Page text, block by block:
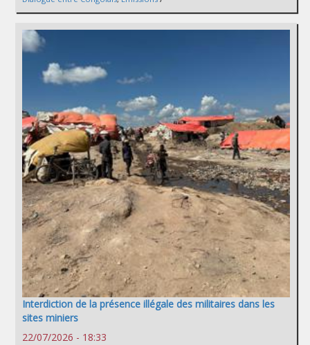
Interdiction de la présence illégale des militaires dans les
sites miniers
22/07/2026 - 18:33